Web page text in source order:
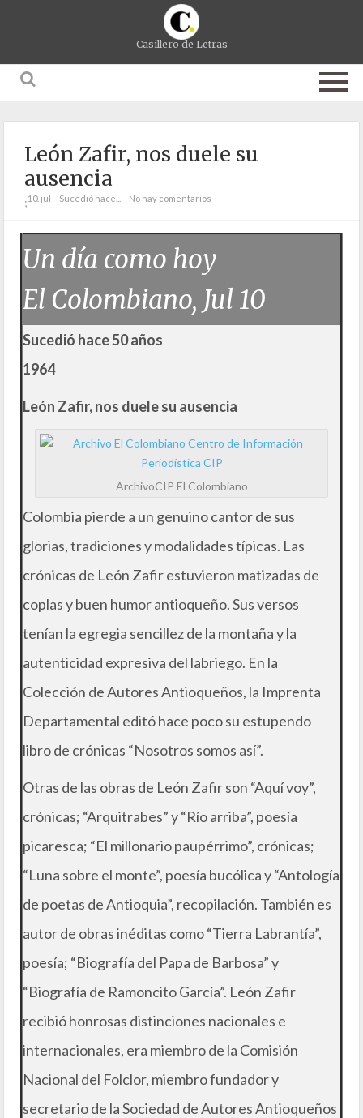
Casillero de Letras
León Zafir, nos duele su
ausencia
;10. jul Sucedió hace... No hay comentarios
Un día como hoy
El Colombiano, Jul 10
Sucedió hace 50 años
1964
León Zafir, nos duele su ausencia
ArchivoCIP El Colombiano
Colombia pierde a un genuino cantor de sus
glorias, tradiciones y modalidades típicas. Las
crónicas de León Zafir estuvieron matizadas de
coplas y buen humor antioqueño. Sus versos
tenían la egregia sencillez de la montaña y la
autenticidad expresiva del labriego. En la
Colección de Autores Antioqueños, la Imprenta
Departamental editó hace poco su estupendo
libro de crónicas “Nosotros somos así”.
Otras de las obras de León Zafir son “Aquí voy”,
crónicas; “Arquitrabes” y “Río arriba”, poesía
picaresca; “El millonario paupérrimo”, crónicas;
“Luna sobre el monte”, poesía bucólica y “Antología
de poetas de Antioquia”, recopilación. También es
autor de obras inéditas como “Tierra Labrantía”,
poesía; “Biografía del Papa de Barbosa” y
“Biografía de Ramoncito García”. León Zafir
recibió honrosas distinciones nacionales e
internacionales, era miembro de la Comisión
Nacional del Folclor, miembro fundador y
secretario de la Sociedad de Autores Antioqueños